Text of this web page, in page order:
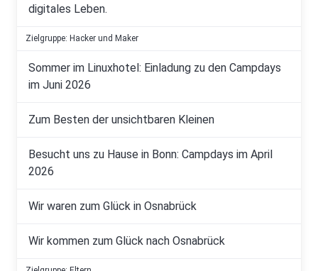
digitales Leben.
Zielgruppe: Hacker und Maker
Sommer im Linuxhotel: Einladung zu den Campdays
im Juni 2026
Zum Besten der unsichtbaren Kleinen
Besucht uns zu Hause in Bonn: Campdays im April
2026
Wir waren zum Glück in Osnabrück
Wir kommen zum Glück nach Osnabrück